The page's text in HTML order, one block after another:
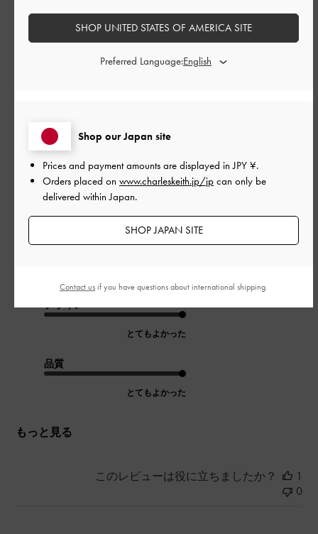
このレビューは役に立ちましたか？
0
会社でも、カジュアルでも愛用
注文しました！足幅は広い方ですが、履いても痛くありません
でした！クッション感があって歩きやすいです。買ってよかっ
37/23.5cm カラー:
ブラック系
デザイン
とてもよかった
品質
とてもよかった
もっと見る
このレビューは役に立ちましたか？
1
0
Shop our Japan site
Prices and payment amounts are displayed inJPY ¥.
Orders placed on www.charleskeith.jp/jp can only be
delivered within Japan.
SHOP JAPAN SITE
SHOP UNITED STATES OF AMERICA SITE
Preferred Language:
Contact usif you have questions about international shipping.